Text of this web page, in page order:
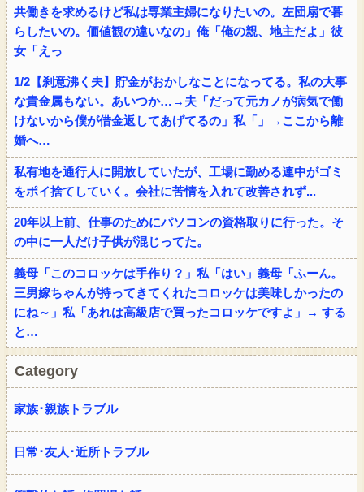
共働きを求めるけど私は専業主婦になりたいの。左団扇で暮
らしたいの。価値観の違いなの」俺「俺の親、地主だよ」彼
女「えっ
1/2【刹意沸く夫】貯金がおかしなことになってる。私の大事
な貴金属もない。あいつか…→夫「だって元カノが病気で働
けないから僕が借金返してあげてるの」私「」→ここから離
婚へ…
私有地を通行人に開放していたが、工場に勤める連中がゴミ
をポイ捨てしていく。会社に苦情を入れて改善されず...
20年以上前、仕事のためにパソコンの資格取りに行った。そ
の中に一人だけ子供が混じってた。
義母「このコロッケは手作り？」私「はい」義母「ふーん。
三男嫁ちゃんが持ってきてくれたコロッケは美味しかったの
にね～」私「あれは高級店で買ったコロッケですよ」→ する
と…
Category
家族･親族トラブル
日常･友人･近所トラブル